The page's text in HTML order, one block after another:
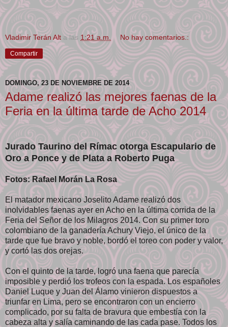
Vladimir Terán Alt a las 1:21 a.m. No hay comentarios.:
Compartir
DOMINGO, 23 DE NOVIEMBRE DE 2014
Adame realizó las mejores faenas de la
Feria en la última tarde de Acho 2014
Jurado Taurino del Rímac otorga Escapulario de
Oro a Ponce y de Plata a Roberto Puga
Fotos: Rafael Morán La Rosa
El matador mexicano Joselito Adame realizó dos
inolvidables faenas ayer en Acho en la última corrida de la
Feria del Señor de los Milagros 2014. Con su primer toro
colombiano de la ganadería Achury Viejo, el único de la
tarde que fue bravo y noble, bordó el toreo con poder y valor,
y cortó las dos orejas.
Con el quinto de la tarde, logró una faena que parecía
imposible y perdió los trofeos con la espada. Los españoles
Daniel Luque y Juan del Álamo vinieron dispuestos a
triunfar en Lima, pero se encontraron con un encierro
complicado, por su falta de bravura que embestía con la
cabeza alta y salía caminando de las cada pase. Todos los